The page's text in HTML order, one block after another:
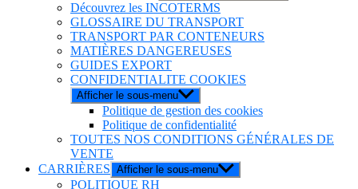
Découvrez les INCOTERMS
GLOSSAIRE DU TRANSPORT
TRANSPORT PAR CONTENEURS
MATIÈRES DANGEREUSES
GUIDES EXPORT
CONFIDENTIALITE COOKIES
Afficher le sous-menu
Politique de gestion des cookies
Politique de confidentialité
TOUTES NOS CONDITIONS GÉNÉRALES DE
VENTE
CARRIÈRES Afficher le sous-menu
POLITIQUE RH